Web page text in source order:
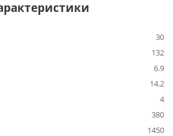
30
132
6.9
14.2
4
380
1450